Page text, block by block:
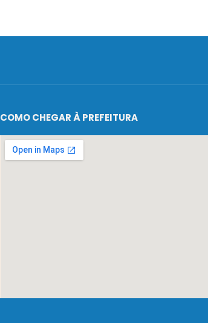
COMO CHEGAR À PREFEITURA